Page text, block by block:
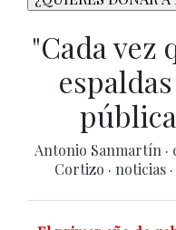
"Cada vez
Antonio Sanmartín ·
Cortizo · noticias ·